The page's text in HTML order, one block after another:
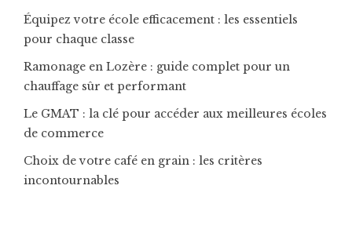
Équipez votre école efficacement : les essentiels
pour chaque classe
Ramonage en Lozère : guide complet pour un
chauffage sûr et performant
Le GMAT : la clé pour accéder aux meilleures écoles
de commerce
Choix de votre café en grain : les critères
incontournables